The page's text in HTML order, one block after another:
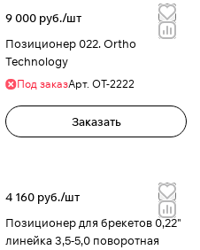
9 000 руб./шт
Позиционер 022. Ortho
Technology
Под заказАрт. ОТ-2222
Заказать
4 160 руб./шт
Позиционер для брекетов 0,22"
линейка 3,5-5,0 поворотная